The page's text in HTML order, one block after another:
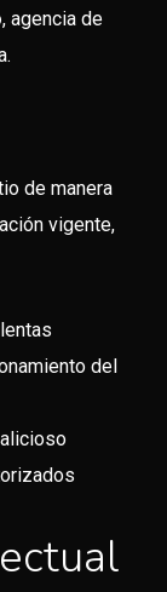
, agencia de
de manera
vigente,
del